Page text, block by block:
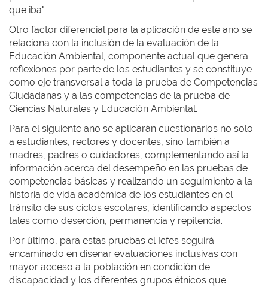
que iba".
Otro factor diferencial para la aplicación de este año se
relaciona con la inclusión de la evaluación de la
Educación Ambiental, componente actual que genera
reflexiones por parte de los estudiantes y se constituye
como eje transversal a toda la prueba de Competencias
Ciudadanas y a las competencias de la prueba de
Ciencias Naturales y Educación Ambiental.
Para el siguiente año se aplicarán cuestionarios no solo
a estudiantes, rectores y docentes, sino también a
madres, padres o cuidadores, complementando así la
información acerca del desempeño en las pruebas de
competencias básicas y realizando un seguimiento a la
historia de vida académica de los estudiantes en el
tránsito de sus ciclos escolares, identificando aspectos
tales como deserción, permanencia y repitencia.
Por último, para estas pruebas el Icfes seguirá
encaminado en diseñar evaluaciones inclusivas con
mayor acceso a la población en condición de
discapacidad y los diferentes grupos étnicos que